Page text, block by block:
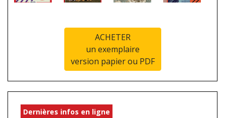
ACHETER
un exemplaire
version papier ou PDF
Dernières infos en ligne